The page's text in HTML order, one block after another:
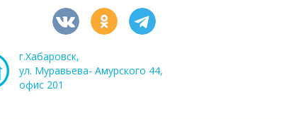
г.Хабаровск,
ул. Муравьева- Амурского 44,
офис 201